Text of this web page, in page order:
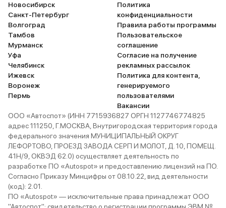
Новосибирск
Санкт-Петербург
Волгоград
Тамбов
Мурманск
Уфа
Челябинск
Ижевск
Воронеж
Пермь
Политика
конфиденциальности
Правила работы программы
Пользовательское
соглашение
Согласие на получение
рекламных рассылок
Политика для контента,
генерируемого
пользователями
Вакансии
ООО «Автоспот» (ИНН 7715936827 ОРГН 1127746774825
адрес 111250, Г.МОСКВА, Внутригородская территория города
федерального значения МУНИЦИПАЛЬНЫЙ ОКРУГ
ЛЕФОРТОВО, ПРОЕЗД ЗАВОДА СЕРП И МОЛОТ, Д. 10, ПОМЕЩ.
41Н/9, ОКВЭД 62.0) осуществляет деятельность по
разработке ПО «Autospot» и предоставлению лицензий на ПО.
Согласно Приказу Минцифры от 08.10.22, вид деятельности
(код): 2.01.
ПО «Autospot» — исключительные права принадлежат ООО